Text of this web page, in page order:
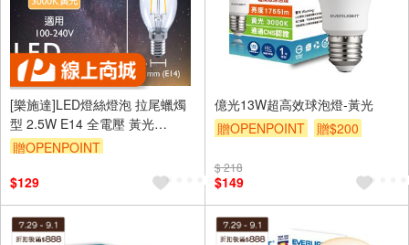
[樂施達]LED燈絲燈泡 拉尾蠟燭
型 2.5W E14 全電壓 黃光
（CL35）
贈OPENPOINT
$129
億光13W超高效球泡燈-黃光
贈OPENPOINT
贈$200
$ 218
$149